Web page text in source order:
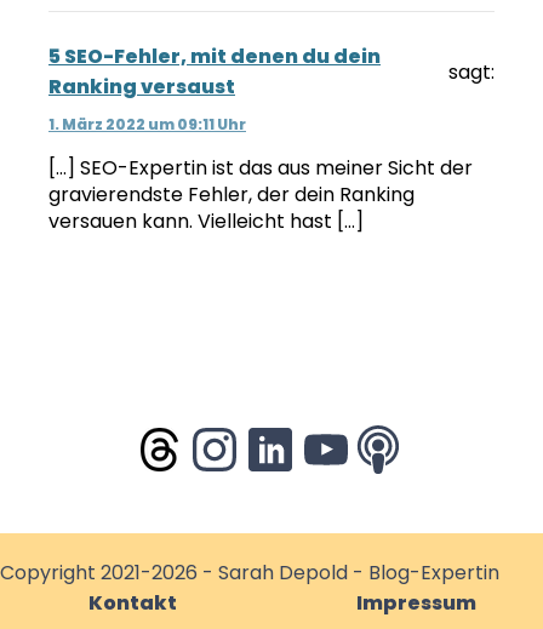
5 SEO-Fehler, mit denen du dein
Ranking versaust
sagt:
1. März 2022 um 09:11 Uhr
[…] SEO-Expertin ist das aus meiner Sicht der
gravierendste Fehler, der dein Ranking
versauen kann. Vielleicht hast […]
Copyright 2021-2026 - Sarah Depold - Blog-Expertin
Kontakt
Impressum